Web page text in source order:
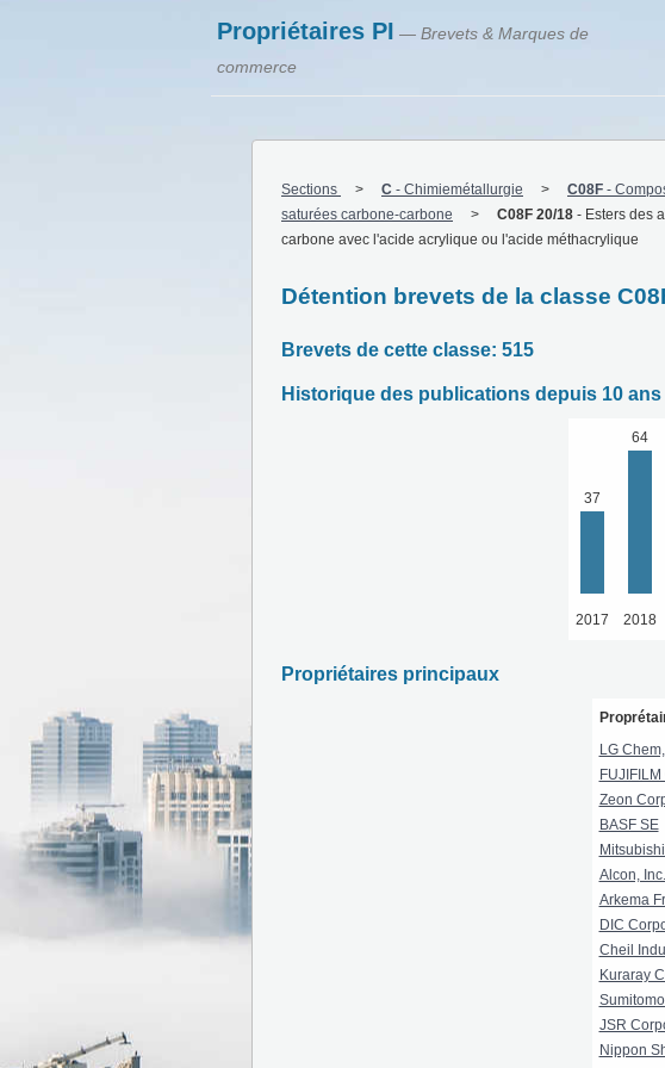
Propriétaires PI — Brevets & Marques de
commerce
Sections C - Chimiemétallurgie C08F -
saturées carbone-carbone
C08F 20/18 - Esters des
carbone avec l'acide acrylique ou l'acide méthacrylique
Détention brevets de la classe
Brevets de cette classe: 515
Historique des publications depuis 10 ans
37
64
2017 2018
Propriétaires principaux
LG
Zeon
BASF SE
Alcon, Inc.
Arkema
DIC
Cheil
Kuraray
JSR
Nippon